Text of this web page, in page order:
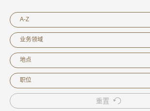
A-Z
业务领域
地点
职位
重置